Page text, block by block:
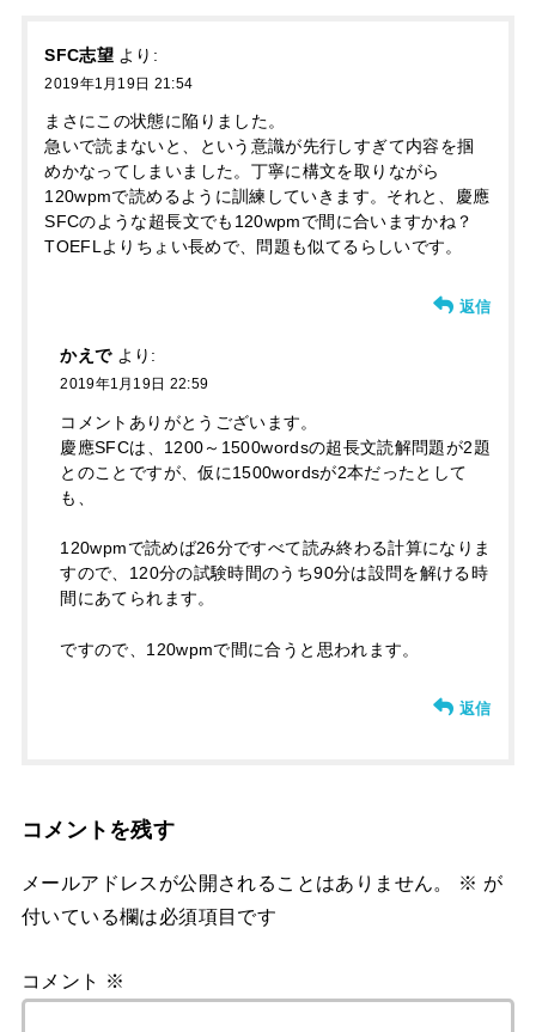
SFC志望 より:
2019年1月19日 21:54
まさにこの状態に陥りました。
急いで読まないと、という意識が先行しすぎて内容を掴
めかなってしまいました。丁寧に構文を取りながら
120wpmで読めるように訓練していきます。それと、慶應
SFCのような超長文でも120wpmで間に合いますかね？
TOEFLよりちょい長めで、問題も似てるらしいです。
返信
かえで より:
2019年1月19日 22:59
コメントありがとうございます。
慶應SFCは、1200～1500wordsの超長文読解問題が2題
とのことですが、仮に1500wordsが2本だったとして
も、
120wpmで読めば26分ですべて読み終わる計算になりま
すので、120分の試験時間のうち90分は設問を解ける時
間にあてられます。
ですので、120wpmで間に合うと思われます。
返信
コメントを残す
メールアドレスが公開されることはありません。 ※ が
付いている欄は必須項目です
コメント ※